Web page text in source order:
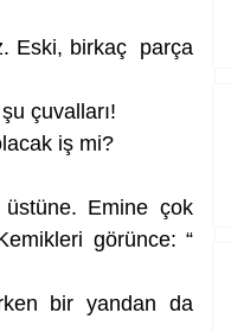
Eski, birkaç  parça
çuvalları!
iş mi?
üstüne. Emine çok
görünce: “
bir yandan da